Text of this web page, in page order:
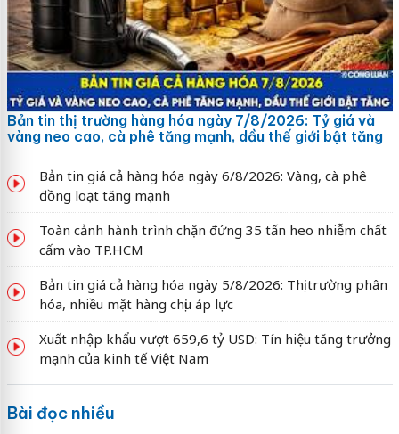
Bản tin thị trường hàng hóa ngày 7/8/2026: Tỷ giá và
vàng neo cao, cà phê tăng mạnh, dầu thế giới bật tăng
Bản tin giá cả hàng hóa ngày 6/8/2026: Vàng, cà phê
đồng loạt tăng mạnh
Toàn cảnh hành trình chặn đứng 35 tấn heo nhiễm chất
cấm vào TP.HCM
Bản tin giá cả hàng hóa ngày 5/8/2026: Thị trường phân
hóa, nhiều mặt hàng chịu áp lực
Xuất nhập khẩu vượt 659,6 tỷ USD: Tín hiệu tăng trưởng
mạnh của kinh tế Việt Nam
Bài đọc nhiều